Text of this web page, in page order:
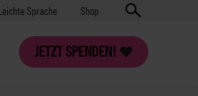
Leichte Sprache Shop
JETZT SPENDEN!